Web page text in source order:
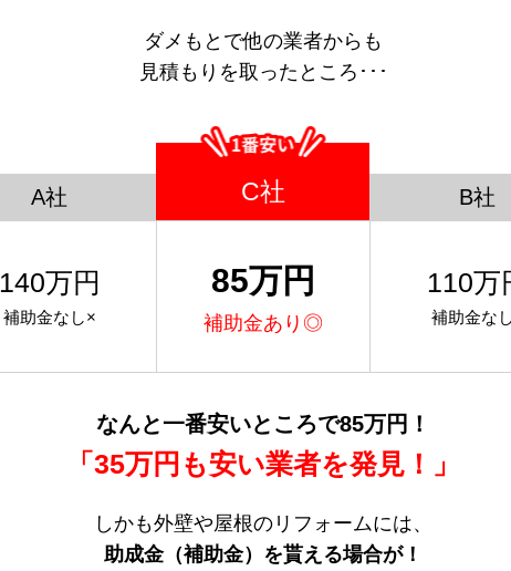
ダメもとで他の業者からも
見積もりを取ったところ･･･
C社
A社 B社
140万円
補助金なし×
85万円
補助金あり◎
110万
補助金な
なんと一番安いところで85万円！
「35万円も安い業者を発見！」
しかも外壁や屋根のリフォームには、
助成金（補助金）を貰える場合が！